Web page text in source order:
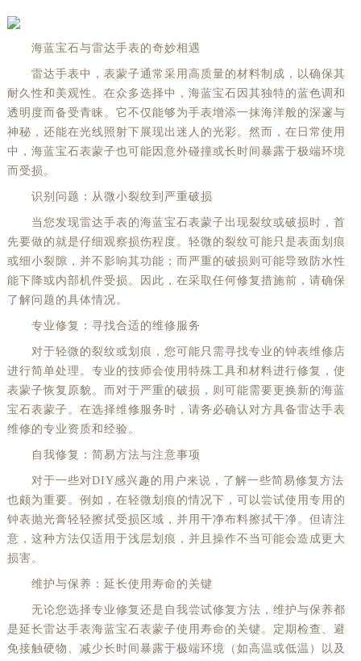
海蓝宝石与雷达手表的奇妙相遇
雷达手表中，表蒙子通常采用高质量的材料制成，以确保其
耐久性和美观性。在众多选择中，海蓝宝石因其独特的蓝色调和
透明度而备受青睐。它不仅能够为手表增添一抹海洋般的深邃与
神秘，还能在光线照射下展现出迷人的光彩。然而，在日常使用
中，海蓝宝石表蒙子也可能因意外碰撞或长时间暴露于极端环境
而受损。
识别问题：从微小裂纹到严重破损
当您发现雷达手表的海蓝宝石表蒙子出现裂纹或破损时，首
先要做的就是仔细观察损伤程度。轻微的裂纹可能只是表面划痕
或细小裂隙，并不影响其功能；而严重的破损则可能导致防水性
能下降或内部机件受损。因此，在采取任何修复措施前，请确保
了解问题的具体情况。
专业修复：寻找合适的维修服务
对于轻微的裂纹或划痕，您可能只需寻找专业的钟表维修店
进行简单处理。专业的技师会使用特殊工具和材料进行修复，使
表蒙子恢复原貌。而对于严重的破损，则可能需要更换新的海蓝
宝石表蒙子。在选择维修服务时，请务必确认对方具备雷达手表
维修的专业资质和经验。
自我修复：简易方法与注意事项
对于一些对DIY感兴趣的用户来说，了解一些简易修复方法
也颇为重要。例如，在轻微划痕的情况下，可以尝试使用专用的
钟表抛光膏轻轻擦拭受损区域，并用干净布料擦拭干净。但请注
意，这种方法仅适用于浅层划痕，并且操作不当可能会造成更大
损害。
维护与保养：延长使用寿命的关键
无论您选择专业修复还是自我尝试修复方法，维护与保养都
是延长雷达手表海蓝宝石表蒙子使用寿命的关键。定期检查、避
免接触硬物、减少长时间暴露于极端环境（如高温或低温）以及